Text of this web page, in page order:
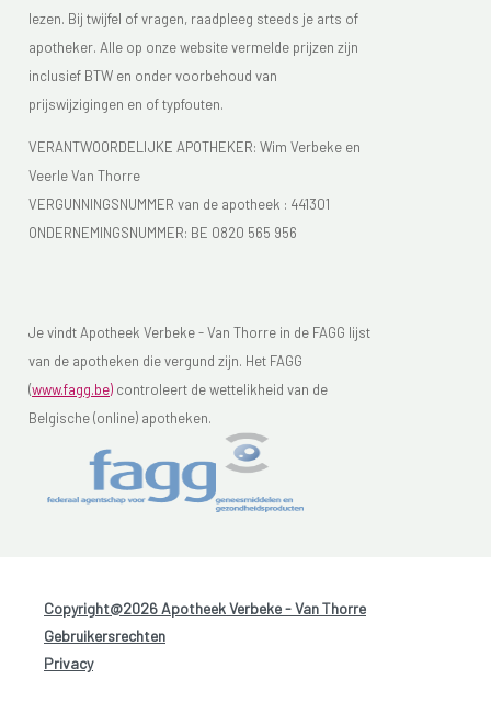
lezen. Bij twijfel of vragen, raadpleeg steeds je arts of
apotheker. Alle op onze website vermelde prijzen zijn
inclusief BTW en onder voorbehoud van
prijswijzigingen en of typfouten.
VERANTWOORDELIJKE APOTHEKER: Wim Verbeke en
Veerle Van Thorre
VERGUNNINGSNUMMER van de apotheek : 441301
ONDERNEMINGSNUMMER: BE 0820 565 956
Je vindt Apotheek Verbeke - Van Thorre in de FAGG lijst
van de apotheken die vergund zijn. Het FAGG
(www.fagg.be) controleert de wettelikheid van de
Belgische (online) apotheken.
Copyright@2026 Apotheek Verbeke - Van Thorre
Gebruikersrechten
Privacy